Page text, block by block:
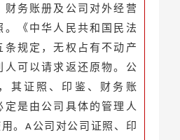
财务账册及公司对外经营
。《中华人民共和国民法
条规定，无权占有不动产
人可以请求返还原物。公
其证照、印鉴、财务账
定是由公司具体的管理人
用。A 公司对公司证照、印